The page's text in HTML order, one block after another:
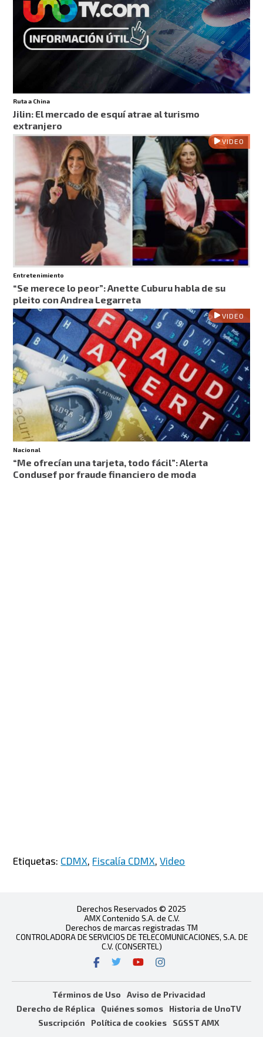
Ruta a China
Jilin: El mercado de esquí atrae al turismo
extranjero
VIDEO
Entretenimiento
“Se merece lo peor”: Anette Cuburu habla de su
pleito con Andrea Legarreta
VIDEO
Nacional
“Me ofrecían una tarjeta, todo fácil”: Alerta
Condusef por fraude financiero de moda
Etiquetas: CDMX Fiscalía CDMX ,Video
Derechos Reservados © 2025
AMX Contenido S.A. de C.V.
Derechos de marcas registradas TM
CONTROLADORA DE SERVICIOS DE TELECOMUNICACIONES, S.A. DE
C.V. (CONSERTEL)
Términos de Uso
Aviso de Privacidad
Derecho de Réplica
Quiénes somos
Historia de UnoTV
Suscripción
Política de cookies SGSST AMX